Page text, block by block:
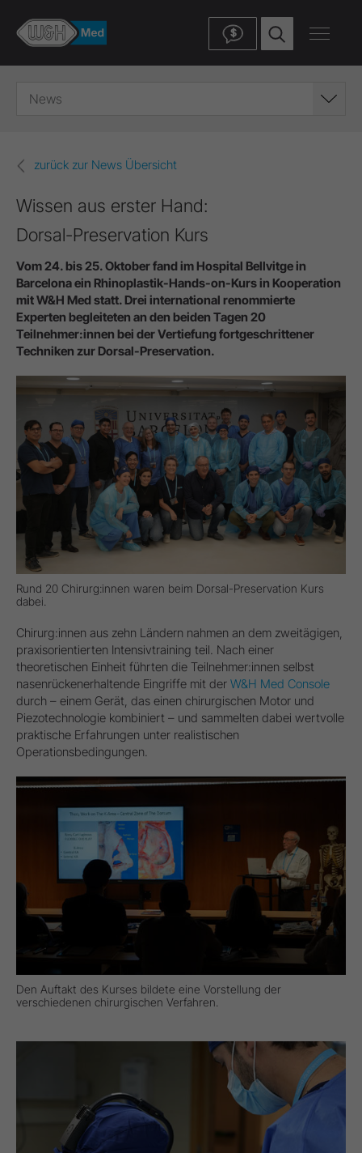
$
News
zurück zur News Übersicht
Wissen aus erster Hand:
Dorsal-Preservation Kurs
Vom 24. bis 25. Oktober fand im Hospital Bellvitge in
Barcelona ein Rhinoplastik-Hands-on-Kurs in Kooperation
mit W&H Med statt. Drei international renommierte
Experten begleiteten an den beiden Tagen 20
Teilnehmer:innen bei der Vertiefung fortgeschrittener
Techniken zur Dorsal-Preservation.
Rund 20 Chirurg:innen waren beim Dorsal-Preservation Kurs
dabei.
Chirurg:innen aus zehn Ländern nahmen an dem zweitägigen,
praxisorientierten Intensivtraining teil. Nach einer
theoretischen Einheit führten die Teilnehmer:innen selbst
nasenrückenerhaltende Eingriffe mit der W&H Med Console
durch – einem Gerät, das einen chirurgischen Motor und
Piezotechnologie kombiniert – und sammelten dabei wertvolle
praktische Erfahrungen unter realistischen
Operationsbedingungen.
Den Auftakt des Kurses bildete eine Vorstellung der
verschiedenen chirurgischen Verfahren.